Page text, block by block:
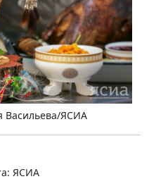
Васильева/ЯСИА
ЯСИА